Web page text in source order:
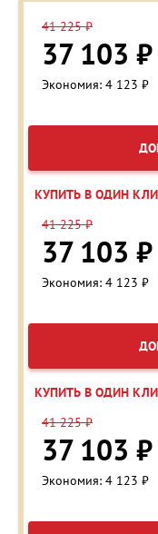
41 225 ₽
37 103 ₽
Экономия: 4 123 ₽
КУПИТЬ В ОДИН
41 225 ₽
37 103 ₽
Экономия: 4 123 ₽
КУПИТЬ В ОДИН
41 225 ₽
37 103 ₽
Экономия: 4 123 ₽